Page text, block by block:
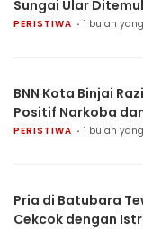
Sungai Ular
PERISTIWA 1 bulan
BNN Kota Binjai
Positif Narkoba
PERISTIWA 1 bulan
Pria di Batubara
Cekcok dengan